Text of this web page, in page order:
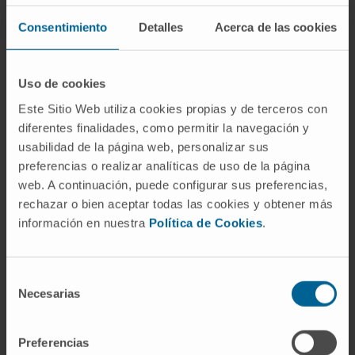
Consentimiento Detalles Acerca de las cookies
Uso de cookies
Este Sitio Web utiliza cookies propias y de terceros con
diferentes finalidades, como permitir la navegación y
usabilidad de la página web, personalizar sus
preferencias o realizar analíticas de uso de la página
web. A continuación, puede configurar sus preferencias,
rechazar o bien aceptar todas las cookies y obtener más
información en nuestra Política de Cookies.
Necesarias
Preferencias
enfermedad avanzada como a aquellos que
muestran resistencia a los tratamientos de
quimioterapia convencional”, comenta el
Además, la WCR ha seleccionado un proyecto
dirigido aidentificar nuevas estrategias
terapéuticas para el cáncer de pulmón de
mayor incidencia, el carcinoma no microcítico
de pulmón (CNMP) . Según el Dr.Silvestre
oncogén más mutado en el CNMP, por lo que
desarrollo de este tipo de tumores. Sin embargo,
terapéuticos frente a KRAS han fracasado durante